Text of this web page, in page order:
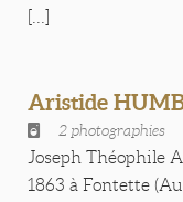
Aristide
2 photographies
Joseph Théophile
1863 à Fontette